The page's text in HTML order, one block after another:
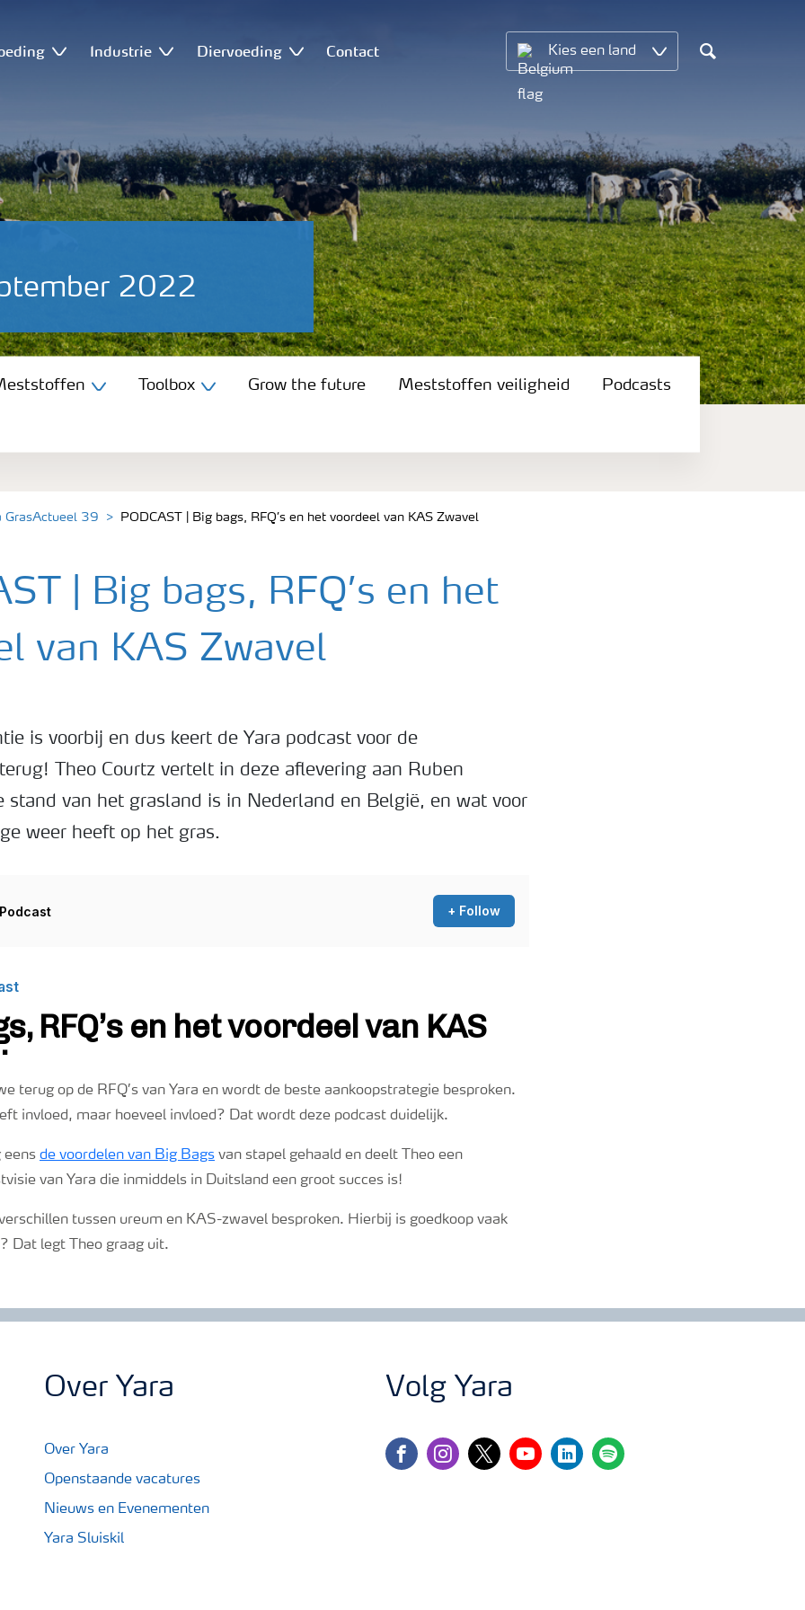
Industrie Diervoeding Contact Kies een land
Search
2022
Toolbox Grow the future Meststoffen veiligheid Podcasts
GrasActueel 39 PODCAST | Big bags, RFQ’s en het voordeel van KAS Zwavel
| Big bags, RFQ’s en het
van KAS Zwavel
is voorbij en dus keert de Yara podcast voor de
Theo Courtz vertelt in deze aflevering aan Ruben
stand van het grasland is in Nederland en België, en wat voor
weer heeft op het gras.
terug op de RFQ’s van Yara en wordt de beste aankoopstrategie besproken.
invloed, maar hoeveel invloed? Dat wordt deze podcast duidelijk.
eens de voordelen van Big Bags van stapel gehaald en deelt Theo een
van Yara die inmiddels in Duitsland een groot succes is!
tussen ureum en KAS-zwavel besproken. Hierbij is goedkoop vaak
Dat legt Theo graag uit.
Over Yara
Over Yara
Openstaande vacatures
Nieuws en Evenementen
Yara Sluiskil
Volg Yara
facebookinstagram
twitteryoutubelinkedinspotify